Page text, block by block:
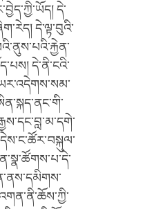
དེ་
དེ་ལྟ་བུའི་
དེ་ནི་ངའི་